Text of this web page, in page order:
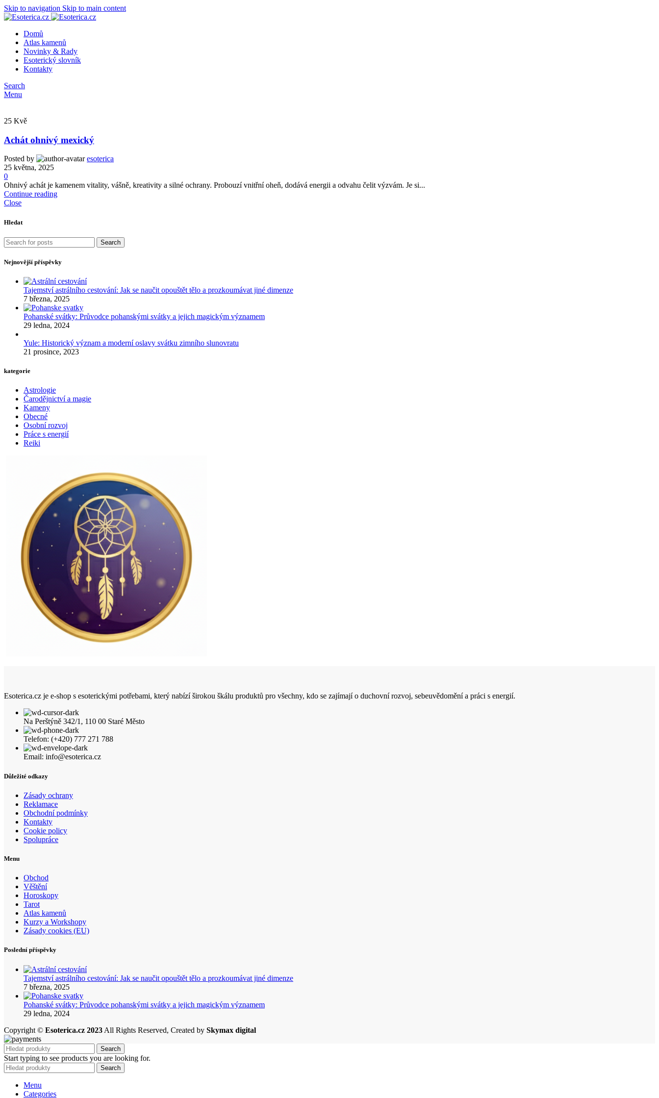
Skip to navigation Skip to main content
Domů
Atlas kamenů
Novinky & Rady
Esoterický slovník
Kontakty
Search
Menu
25 Kvě
Achát ohnivý mexický
Posted by
esoterica
25 května, 2025
0
Ohnivý achát je kamenem vitality, vášně, kreativity a silné ochrany. Probouzí vnitřní oheň, dodává energii a odvahu čelit výzvám. Je si...
Continue reading
Close
Hledat
Search
Nejnovější příspěvky
Tajemství astrálního cestování: Jak se naučit opouštět tělo a prozkoumávat jiné dimenze
7 března, 2025
Pohanské svátky: Průvodce pohanskými svátky a jejich magickým významem
29 ledna, 2024
Yule: Historický význam a moderní oslavy svátku zimního slunovratu
21 prosince, 2023
kategorie
Astrologie
Čarodějnictví a magie
Kameny
Obecné
Osobní rozvoj
Práce s energií
Reiki
Esoterica.cz je e-shop s esoterickými potřebami, který nabízí širokou škálu produktů pro všechny, kdo se zajímají o duchovní rozvoj, sebeuvědomění a práci s energií.
Na Perštýně 342/1, 110 00 Staré Město
Telefon: (+420) 777 271 788
Email: info@esoterica.cz
Důležité odkazy
Zásady ochrany
Reklamace
Obchodní podmínky
Kontakty
Cookie policy
Spolupráce
Menu
Obchod
Věštění
Horoskopy
Tarot
Atlas kamenů
Kurzy a Workshopy
Zásady cookies (EU)
Poslední příspěvky
Tajemství astrálního cestování: Jak se naučit opouštět tělo a prozkoumávat jiné dimenze
7 března, 2025
Pohanské svátky: Průvodce pohanskými svátky a jejich magickým významem
29 ledna, 2024
Copyright © Esoterica.cz 2023 All Rights Reserved, Created by Skymax digital
Search
Start typing to see products you are looking for.
Search
Menu
Categories